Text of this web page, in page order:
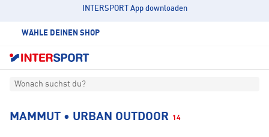
INTERSPORT App downloaden
WÄHLE DEINEN SHOP
Wonach suchst du?
MAMMUT • URBAN OUTDOOR 14